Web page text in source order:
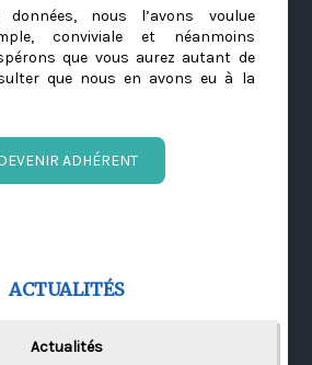
nous l’avons voulue
conviviale et néanmoins
que vous aurez autant de
que nous en avons eu à la
ADHÉRENT
ACTUALITÉS
Actualités